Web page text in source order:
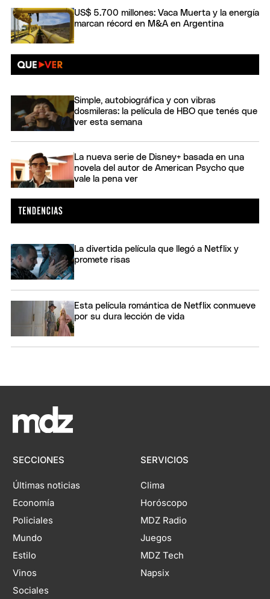
US$ 5.700 millones: Vaca Muerta y la energía
marcan récord en M&A en Argentina
Simple, autobiográfica y con vibras
dosmileras: la película de HBO que tenés que
ver esta semana
La nueva serie de Disney+ basada en una
novela del autor de American Psycho que
vale la pena ver
La divertida película que llegó a Netflix y
promete risas
Esta película romántica de Netflix conmueve
por su dura lección de vida
SECCIONES
Últimas noticias
Economía
Policiales
Mundo
Estilo
Vinos
Sociales
SERVICIOS
Clima
Horóscopo
MDZ Radio
Juegos
MDZ Tech
Napsix